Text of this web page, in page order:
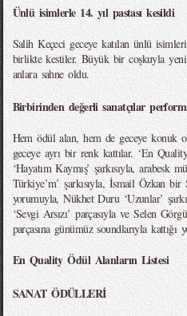
Ünlü isimlerle 14. yıl pastası kesildi
Salih Keçeci geceye katılan ünlü
birlikte kestiler. Büyük bir coşkuyla yeni
anlara sahne oldu.
Birbirinden değerli sanatçılar
Hem ödül alan, hem de geceye konuk
geceye ayrı bir renk kattılar. ‘En
‘Hayatım Kaymış’ şarkısıyla, arabesk
Türkiye’m’ şarkısıyla, İsmail Özkan
yorumuyla, Nükhet Duru ‘Uzunlar’
‘Sevgi Arsızı’ parçasıyla ve Selen
parçasına günümüz soundlarıyla
En Quality Ödül Alanların Listesi
SANAT ÖDÜLLERİ